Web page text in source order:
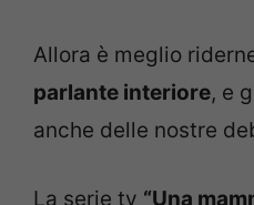
Allora è meglio
parlante interiore, e
anche delle nostre
La serie tv “Una